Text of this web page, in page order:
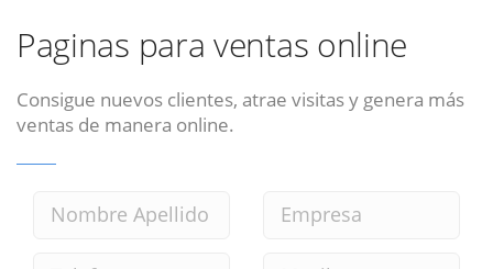
Paginas para ventas online
Consigue nuevos clientes, atrae visitas y genera más
ventas de manera online.